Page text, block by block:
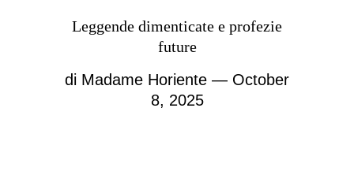
Leggende dimenticate e profezie
future
di Madame Horiente — October
8, 2025